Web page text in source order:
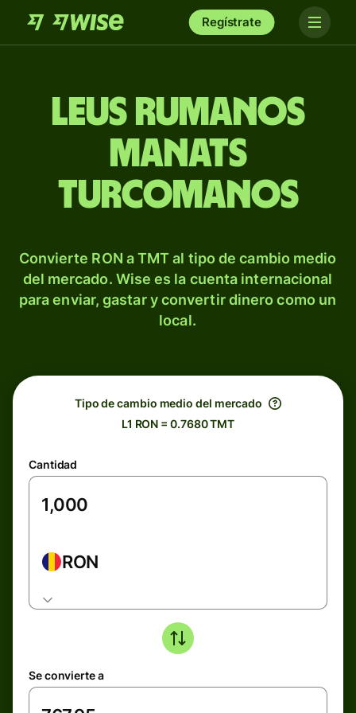
Regístrate
Leus rumanos
manats
turcomanos
Convierte RON a TMT al tipo de cambio medio
del mercado. Wise es la cuenta internacional
para enviar, gastar y convertir dinero como un
local.
Tipo de cambio medio del mercado
L1 RON = 0.7680 TMT
Cantidad
RON
Se convierte a